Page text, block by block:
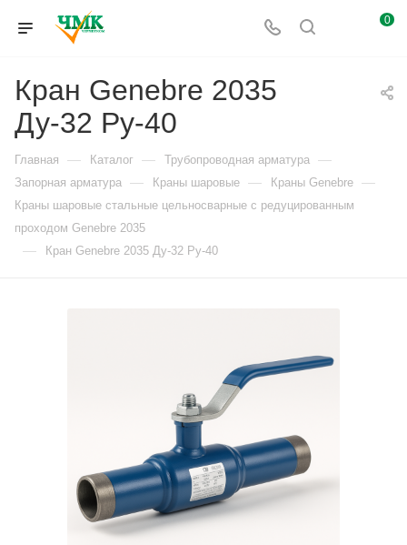
0
Кран Genebre 2035
Ду-32 Ру-40
Главная — Каталог — Трубопроводная арматура —
Запорная арматура — Краны шаровые — Краны Genebre —
Краны шаровые стальные цельносварные с редуцированным
проходом Genebre 2035
— Кран Genebre 2035 Ду-32 Ру-40